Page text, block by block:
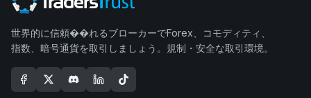
世界的に信頼��れるブローカーでForex、コモディティ、
指数、暗号通貨を取引しましょう。規制・安全な取引環境。